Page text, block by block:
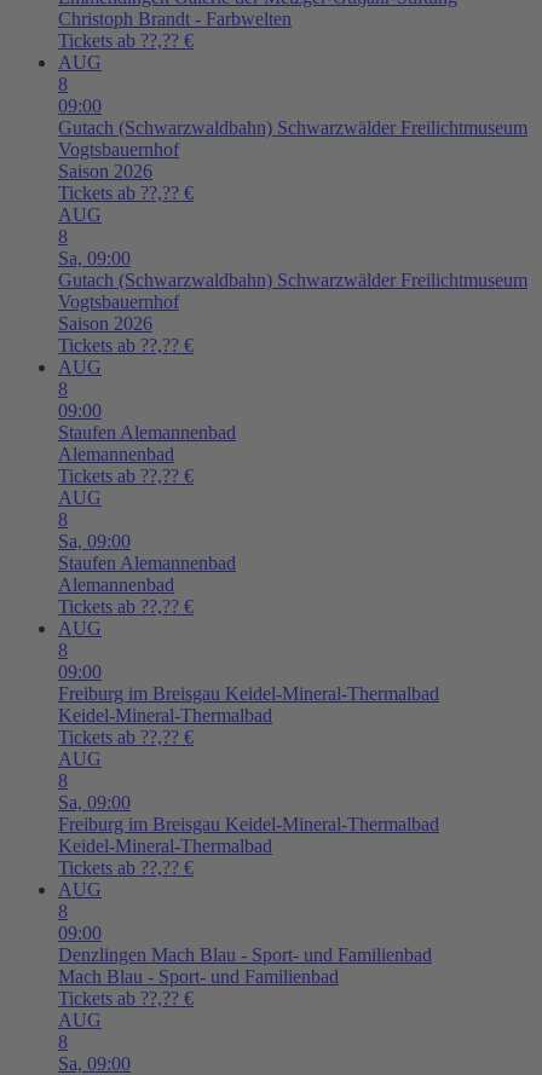
Christoph Brandt - Farbwelten
Tickets ab ??,?? €
AUG
8
09:00
Gutach (Schwarzwaldbahn) Schwarzwälder Freilichtmuseum
Vogtsbauernhof
Saison 2026
Tickets ab ??,?? €
AUG
8
Sa, 09:00
Gutach (Schwarzwaldbahn) Schwarzwälder Freilichtmuseum
Vogtsbauernhof
Saison 2026
Tickets ab ??,?? €
AUG
8
09:00
Staufen Alemannenbad
Alemannenbad
Tickets ab ??,?? €
AUG
8
Sa, 09:00
Staufen Alemannenbad
Alemannenbad
Tickets ab ??,?? €
AUG
8
09:00
Freiburg im Breisgau Keidel-Mineral-Thermalbad
Keidel-Mineral-Thermalbad
Tickets ab ??,?? €
AUG
8
Sa, 09:00
Freiburg im Breisgau Keidel-Mineral-Thermalbad
Keidel-Mineral-Thermalbad
Tickets ab ??,?? €
AUG
8
09:00
Denzlingen Mach Blau - Sport- und Familienbad
Mach Blau - Sport- und Familienbad
Tickets ab ??,?? €
AUG
8
Sa, 09:00